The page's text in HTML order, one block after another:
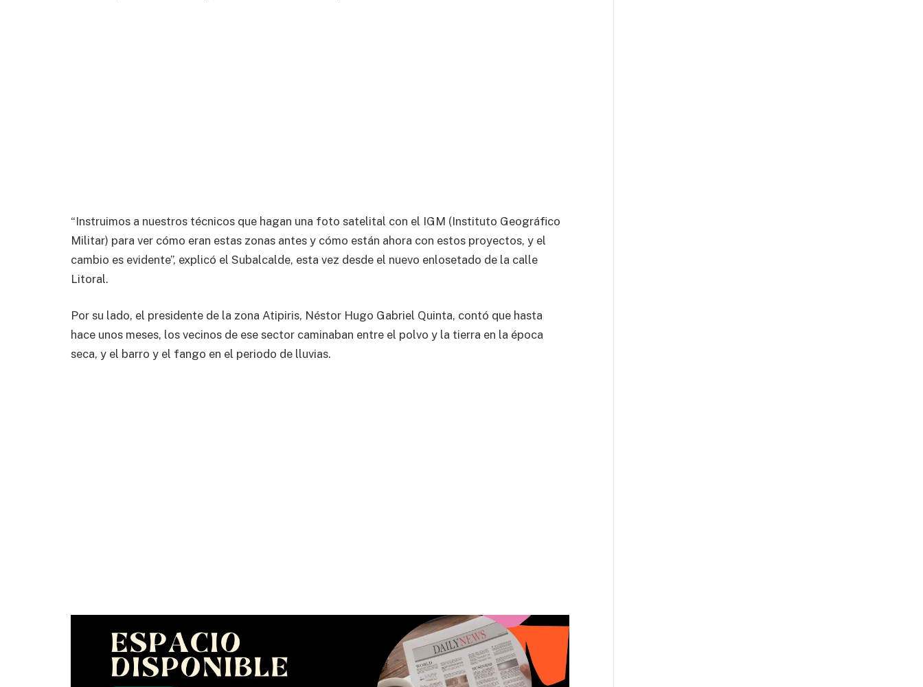
“Instruimos a nuestros técnicos que hagan una foto satelital con el IGM (Instituto Geográfico
Militar) para ver cómo eran estas zonas antes y cómo están ahora con estos proyectos, y el
cambio es evidente”, explicó el Subalcalde, esta vez desde el nuevo enlosetado de la calle
Litoral.
Por su lado, el presidente de la zona Atipiris, Néstor Hugo Gabriel Quinta, contó que hasta
hace unos meses, los vecinos de ese sector caminaban entre el polvo y la tierra en la época
seca, y el barro y el fango en el periodo de lluvias.